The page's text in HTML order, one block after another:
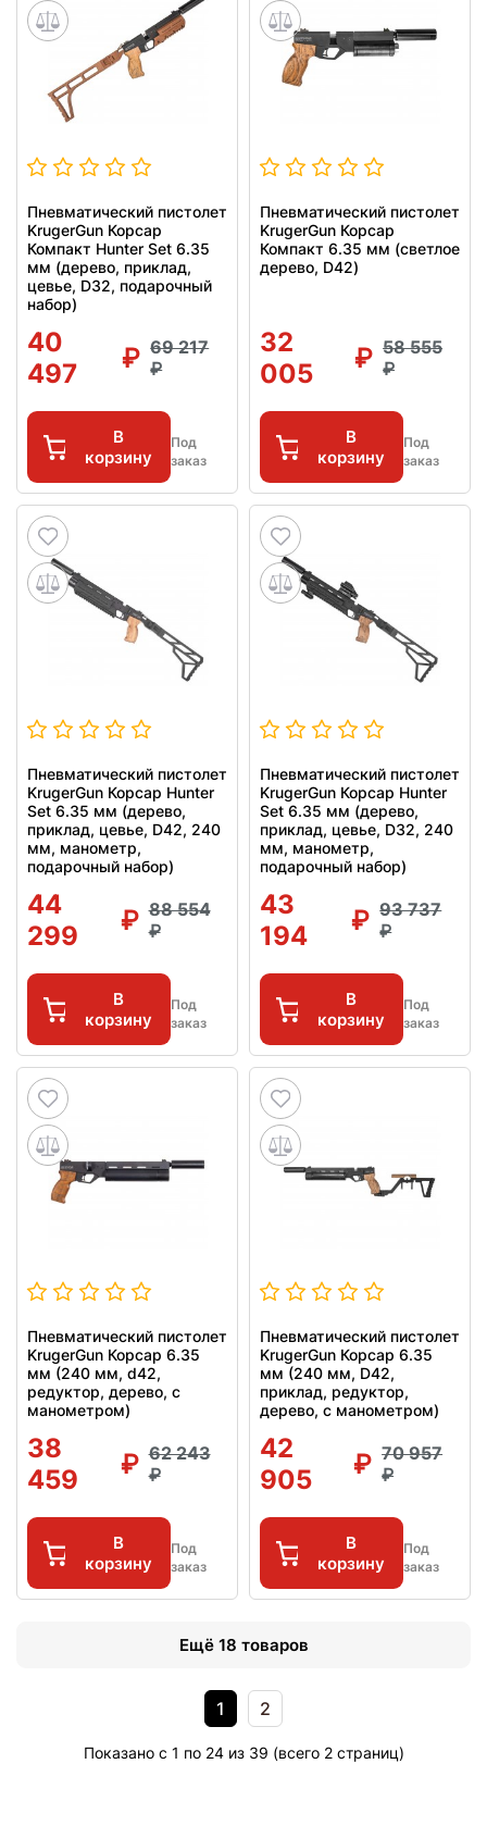
Пневматический пистолет
KrugerGun Корсар
Компакт Hunter Set 6.35
мм (дерево, приклад,
цевье, D32, подарочный
набор)
40
497
69 217
В
корзину
Под
заказ
Пневматический пистолет
KrugerGun Корсар
Компакт 6.35 мм (светлое
дерево, D42)
32
005
58 555
В
корзину
Под
заказ
Пневматический пистолет
KrugerGun Корсар Hunter
Set 6.35 мм (дерево,
приклад, цевье, D42, 240
мм, манометр,
подарочный набор)
44
299
88 554
В
корзину
Под
заказ
Пневматический пистолет
KrugerGun Корсар Hunter
Set 6.35 мм (дерево,
приклад, цевье, D32, 240
мм, манометр,
подарочный набор)
43
194
93 737
В
корзину
Под
заказ
Пневматический пистолет
KrugerGun Корсар 6.35
мм (240 мм, d42,
редуктор, дерево, с
манометром)
38
459
62 243
В
корзину
Под
заказ
Пневматический пистолет
KrugerGun Корсар 6.35
мм (240 мм, D42,
приклад, редуктор,
дерево, с манометром)
42
905
70 957
В
корзину
Под
заказ
Ещё 18 товаров
1 2
Показано с 1 по 24 из 39 (всего 2 страниц)